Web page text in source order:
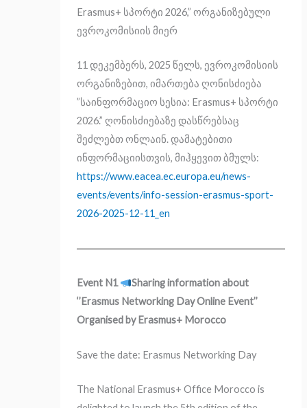
Erasmus+ სპორტი 2026,” ორგანიზებული
ევროკომისიის მიერ
1 1დეკემბერს, 2025 წელს, ევროკომისიის
ორგანიზებით, იმართება ღონისძიება
”საინფორმაციო სესია: Erasmus+ სპორტი
2026.” ღონისძიებაზედასწრებსაც
შეძლებთ ონლაინ.დამატებითი
ინფორმაციისთვის, მიჰყევით ბმულს:
https://www.eacea.ec.europa.eu/news-
events/events/info-session-erasmus-sport-
2026-2025-12-11_en
Event N1
Sharing information about
‘’Erasmus Networking Day Online Event’’
Organised by Erasmus+ Morocco
Save the date: Erasmus Networking Day
The National Erasmus+ Office Morocco is